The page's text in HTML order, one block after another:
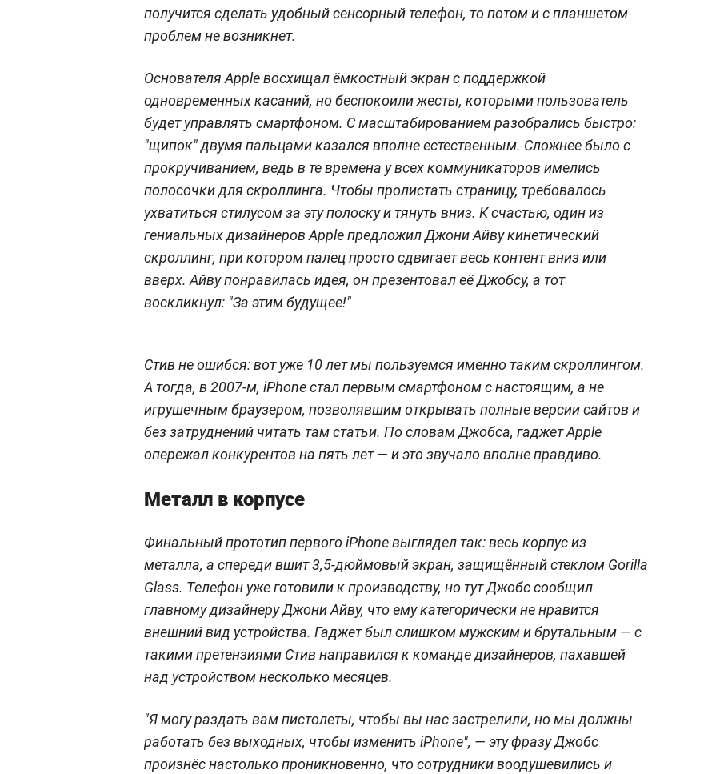
получится сделать удобный сенсорный телефон, то потом и с планшетом
проблем не возникнет.
Основателя Apple восхищал ёмкостный экран с поддержкой
одновременных касаний, но беспокоили жесты, которыми пользователь
будет управлять смартфоном. С масштабированием разобрались быстро:
"щипок" двумя пальцами казался вполне естественным. Сложнее было с
прокручиванием, ведь в те времена у всех коммуникаторов имелись
полосочки для скроллинга. Чтобы пролистать страницу, требовалось
ухватиться стилусом за эту полоску и тянуть вниз. К счастью, один из
гениальных дизайнеров Apple предложил Джони Айву кинетический
скроллинг, при котором палец просто сдвигает весь контент вниз или
вверх. Айву понравилась идея, он презентовал её Джобсу, а тот
воскликнул: "За этим будущее!"
Стив не ошибся: вот уже 10 лет мы пользуемся именно таким скроллингом.
А тогда, в 2007-м, iPhone стал первым смартфоном с настоящим, а не
игрушечным браузером, позволявшим открывать полные версии сайтов и
без затруднений читать там статьи. По словам Джобса, гаджет Apple
опережал конкурентов на пять лет — и это звучало вполне правдиво.
Металл в корпусе
Финальный прототип первого iPhone выглядел так: весь корпус из
металла, а спереди вшит 3,5-дюймовый экран, защищённый стеклом Gorilla
Glass. Телефон уже готовили к производству, но тут Джобс сообщил
главному дизайнеру Джони Айву, что ему категорически не нравится
внешний вид устройства. Гаджет был слишком мужским и брутальным — с
такими претензиями Стив направился к команде дизайнеров, пахавшей
над устройством несколько месяцев.
"Я могу раздать вам пистолеты, чтобы вы нас застрелили, но мы должны
работать без выходных, чтобы изменить iPhone", — эту фразу Джобс
произнёс настолько проникновенно, что сотрудники воодушевились и